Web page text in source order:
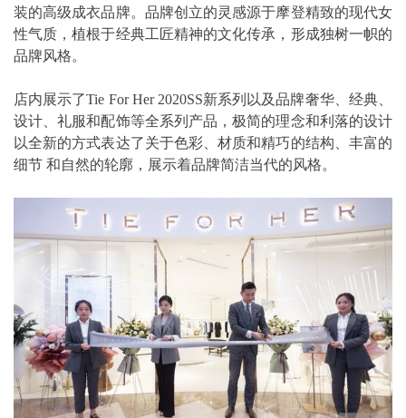
装的高级成衣品牌。品牌创立的灵感源于摩登精致的现代女
性气质，植根于经典工匠精神的文化传承，形成独树一帜的
品牌风格。
店内展示了Tie For Her 2020SS新系列以及品牌奢华、经典、
设计、礼服和配饰等全系列产品，极简的理念和利落的设计
以全新的方式表达了关于色彩、材质和精巧的结构、丰富的
细节 和自然的轮廓，展示着品牌简洁当代的风格。